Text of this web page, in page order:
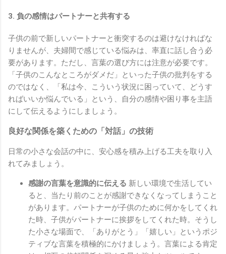
3. 負の感情はパートナーと共有する
子供の前で新しいパートナーと衝突するのは避けなければな
りませんが、夫婦間で感じている悩みは、率直に話し合う必
要があります。ただし、言葉の選び方には注意が必要です。
「子供のこんなところがダメだ」といった子供の批判をする
のではなく、「私は今、こういう状況に困っていて、どうす
ればいいか悩んでいる」という、自分の感情や困り事を主語
にして伝えるようにしましょう。
良好な関係を築くための「対話」の技術
日常の小さな会話の中に、安心感を積み上げる工夫を取り入
れてみましょう。
感謝の言葉を意識的に伝える 新しい環境で生活してい
ると、当たり前のことが感謝できなくなってしまうこと
があります。パートナーが子供のために何かをしてくれ
た時、子供がパートナーに挨拶をしてくれた時。そうし
た小さな場面で、「ありがとう」「嬉しい」というポジ
ティブな言葉を積極的にかけましょう。言葉による肯定